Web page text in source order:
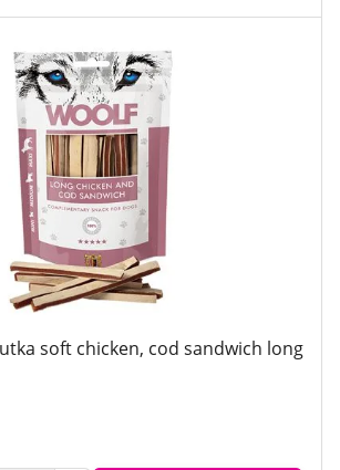
soft chicken, cod sandwich long